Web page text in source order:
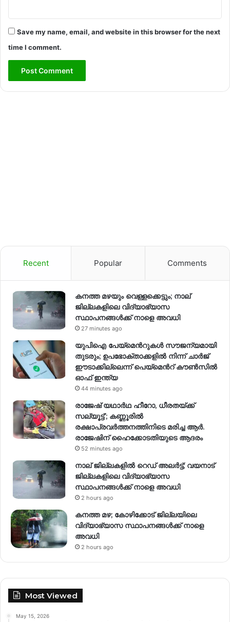
Save my name, email, and website in this browser for the next
time I comment.
Recent Popular Comments
കനത്ത മഴയും വെള്ളക്കെട്ടും; നാല്
ജില്ലകളിലെ വിദ്യാഭ്യാസ
സ്ഥാപനങ്ങള്‍ക്ക് നാളെ അവധി
27 minutes ago
യുപിഐ പേയ്മെന്‍റുകൾ സൗജന്യമായി
തുടരും; ഉപഭോക്താക്കളിൽ നിന്ന് ചാർജ്
ഈടാക്കില്ലെന്ന് പെയ്മെന്‍റ് കൗൺസിൽ
ഓഫ് ഇന്ത്യ
44 minutes ago
രാജേഷ് യഥാര്‍ഥ ഹീറോ, ധീരതയ്ക്ക്
സല്യൂട്ട്’; കണ്ണൂരിൽ
രക്ഷാപ്രവര്‍ത്തനത്തിനിടെ മരിച്ച ആര്‍.
രാജേഷിന് ഹൈക്കോടതിയുടെ ആദരം
52 minutes ago
നാല് ജില്ലകളിൽ റെഡ് അലർട്ട്; വയനാട്
ജില്ലകളിലെ വിദ്യാഭ്യാസ
സ്ഥാപനങ്ങൾക്ക് നാളെ അവധി
2 hours ago
കനത്ത മഴ; കോഴിക്കോട് ജില്ലയിലെ
വിദ്യാഭ്യാസ സ്ഥാപനങ്ങൾക്ക് നാളെ
അവധി
2 hours ago
Most Viewed
May 15, 2026